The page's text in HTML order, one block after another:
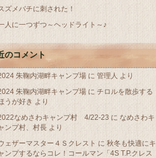
ズメバチに刺された！
人に一つずつ～ヘッドライト～♪
のコメント
朱鞠内湖畔キャンプ場 に 管理人 より
朱鞠内湖畔キャンプ場 に チロルを散歩する
うが好き より
なめさわキャンプ村 4/22-23 に なめさわキ
ンプ村、村長 より
ェザーマスター４Ｓクレスト に 秋冬も快適にキ
ンプするならコレ！コールマン「4S T.P.クレス